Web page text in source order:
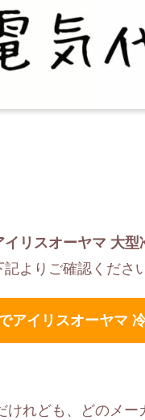
イリスオーヤマ 大
よりご確認ください
アイリスオーヤマ
けれども、どのメー